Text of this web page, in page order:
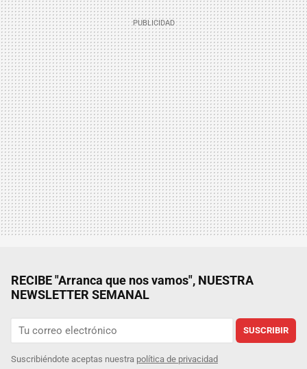
RECIBE "Arranca que nos vamos", NUESTRA
NEWSLETTER SEMANAL
SUSCRIBIR
Suscribiéndote aceptas nuestra política de privacidad